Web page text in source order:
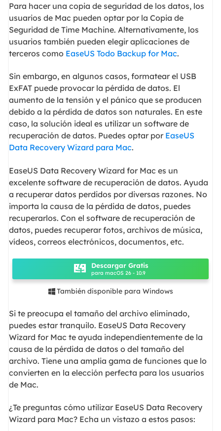
Para hacer una copia de seguridad de los datos, los
usuarios de Mac pueden optar por la Copia de
Seguridad de Time Machine. Alternativamente, los
usuarios también pueden elegir aplicaciones de
terceros como EaseUS Todo Backup for Mac.
Sin embargo, en algunos casos, formatear el USB
ExFAT puede provocar la pérdida de datos. El
aumento de la tensión y el pánico que se producen
debido a la pérdida de datos son naturales. En este
caso, la solución ideal es utilizar un software de
recuperación de datos. Puedes optar por EaseUS
Data Recovery Wizard para Mac.
EaseUS Data Recovery Wizard for Mac es un
excelente software de recuperación de datos. Ayuda
a recuperar datos perdidos por diversas razones. No
importa la causa de la pérdida de datos, puedes
recuperarlos. Con el software de recuperación de
datos, puedes recuperar fotos, archivos de música,
vídeos, correos electrónicos, documentos, etc.
Descargar Gratis
para macOS 26 - 10.9
 También disponible para Windows
Si te preocupa el tamaño del archivo eliminado,
puedes estar tranquilo. EaseUS Data Recovery
Wizard for Mac te ayuda independientemente de la
causa de la pérdida de datos o del tamaño del
archivo. Tiene una amplia gama de funciones que lo
convierten en la elección perfecta para los usuarios
de Mac.
¿Te preguntas cómo utilizar EaseUS Data Recovery
Wizard para Mac? Echa un vistazo a estos pasos: